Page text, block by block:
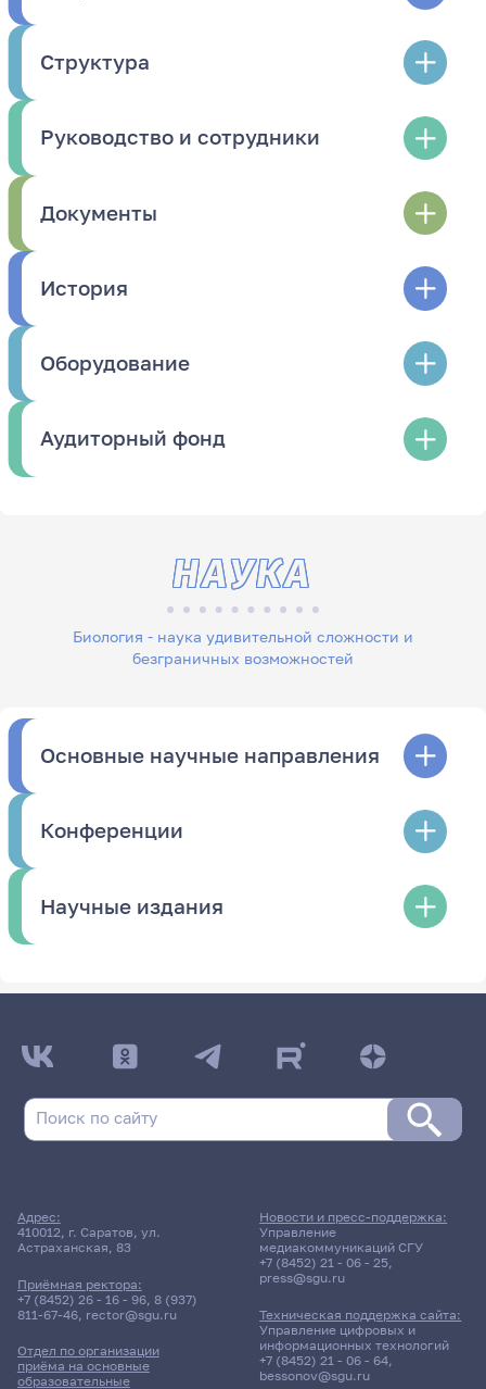
Структура
Руководство и сотрудники
Документы
История
Оборудование
Аудиторный фонд
Биология - наука удивительной сложности и
безграничных возможностей
НАУКА
Основные научные направления
Конференции
Научные издания
Адрес:
410012, г. Саратов, ул.
Астраханская, 83
Приёмная ректора:
+7 (8452) 26 - 16 - 96, 8 (937)
811-67-46, rector@sgu.ru
Отдел по организации
приёма на основные
образовательные
Новости и пресс-поддержка:
Управление
медиакоммуникаций СГУ
+7 (8452) 21 - 06 - 25,
press@sgu.ru
Техническая поддержка сайта:
Управление цифровых и
информационных технологий
+7 (8452) 21 - 06 - 64,
bessonov@sgu.ru